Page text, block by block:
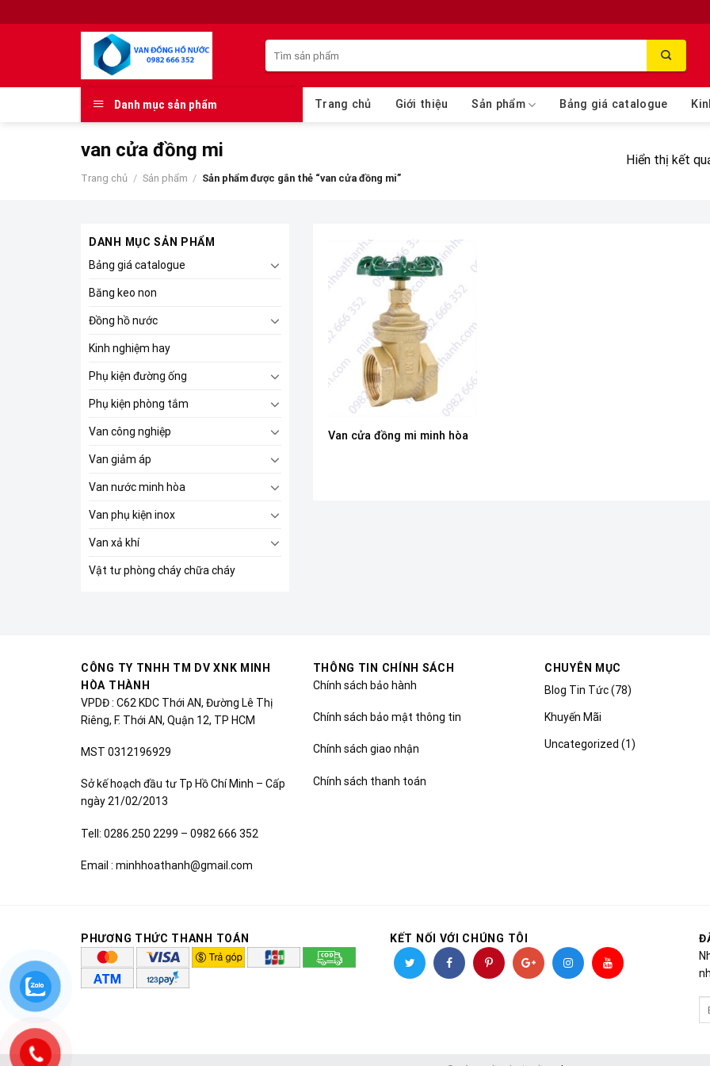
to
kiếm:
Danh mục sản phẩm Trang chủ Giới thiệu Sản phẩm Bảng giá catalogue
van cửa đồng mi
Trang chủ / Sản phẩm / Sản phẩm được gắn thẻ “van cửa đồng mi”
Hiển thị kết
DANH MỤC SẢN PHẨM
Bảng giá catalogue
Băng keo non
Đồng hồ nước
Kinh nghiệm hay
Phụ kiện đường ống
Phụ kiện phòng tắm
Van công nghiệp
Van giảm áp
Van nước minh hòa
Van phụ kiện inox
Van xả khí
Vật tư phòng cháy chữa cháy
Van cửa đồng mi minh hòa
CÔNG TY TNHH TM DV XNK MINH
HÒA THÀNH
VPDĐ : C62 KDC Thới AN, Đường Lê Thị
Riêng, F. Thới AN, Quận 12, TP HCM
MST 0312196929
Sở kế hoạch đầu tư Tp Hồ Chí Minh – Cấp
ngày 21/02/2013
Tell: 0286.250 2299 – 0982 666 352
Email : minhhoathanh@gmail.com
THÔNG TIN CHÍNH SÁCH
Chính sách bảo hành
Chính sách bảo mật thông tin
Chính sách giao nhận
Chính sách thanh toán
CHUYÊN MỤC
Blog Tin Tức(78)
Khuyến Mãi
Uncategorized (1)
PHƯƠNG THỨC THANH TOÁN KẾT NỐI VỚI CHÚNG TÔI